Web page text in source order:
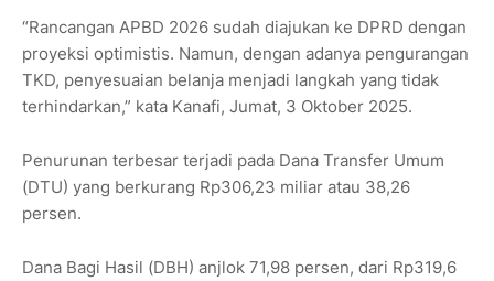
“Rancangan APBD 2026 sudah diajukan ke DPRD dengan
proyeksi optimistis. Namun, dengan adanya pengurangan
TKD, penyesuaian belanja menjadi langkah yang tidak
terhindarkan,” kata Kanafi, Jumat, 3 Oktober 2025.
Penurunan terbesar terjadi pada Dana Transfer Umum
(DTU) yang berkurang Rp306,23 miliar atau 38,26
persen.
Dana Bagi Hasil (DBH) anjlok 71,98 persen, dari Rp319,6